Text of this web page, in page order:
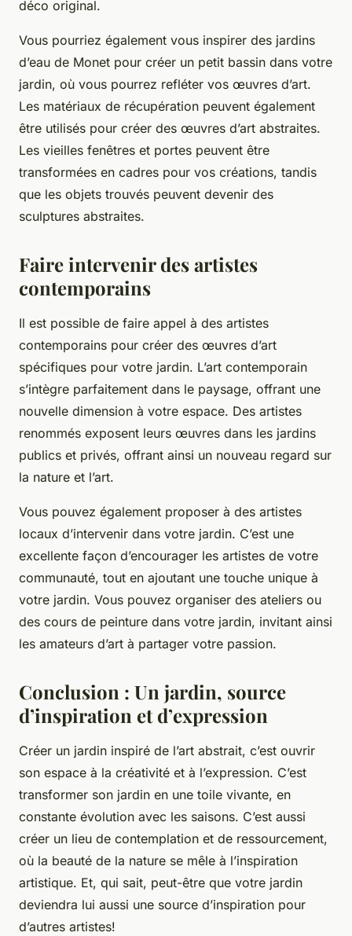
déco original.
Vous pourriez également vous inspirer des jardins
d’eau de Monet pour créer un petit bassin dans votre
jardin, où vous pourrez refléter vos œuvres d’art.
Les matériaux de récupération peuvent également
être utilisés pour créer des œuvres d’art abstraites.
Les vieilles fenêtres et portes peuvent être
transformées en cadres pour vos créations, tandis
que les objets trouvés peuvent devenir des
sculptures abstraites.
Faire intervenir des artistes
contemporains
Il est possible de faire appel à des artistes
contemporains pour créer des œuvres d’art
spécifiques pour votre jardin. L’art contemporain
s’intègre parfaitement dans le paysage, offrant une
nouvelle dimension à votre espace. Des artistes
renommés exposent leurs œuvres dans les jardins
publics et privés, offrant ainsi un nouveau regard sur
la nature et l’art.
Vous pouvez également proposer à des artistes
locaux d’intervenir dans votre jardin. C’est une
excellente façon d’encourager les artistes de votre
communauté, tout en ajoutant une touche unique à
votre jardin. Vous pouvez organiser des ateliers ou
des cours de peinture dans votre jardin, invitant ainsi
les amateurs d’art à partager votre passion.
Conclusion : Un jardin, source
d’inspiration et d’expression
Créer un jardin inspiré de l’art abstrait, c’est ouvrir
son espace à la créativité et à l’expression. C’est
transformer son jardin en une toile vivante, en
constante évolution avec les saisons. C’est aussi
créer un lieu de contemplation et de ressourcement,
où la beauté de la nature se mêle à l’inspiration
artistique. Et, qui sait, peut-être que votre jardin
deviendra lui aussi une source d’inspiration pour
d’autres artistes!